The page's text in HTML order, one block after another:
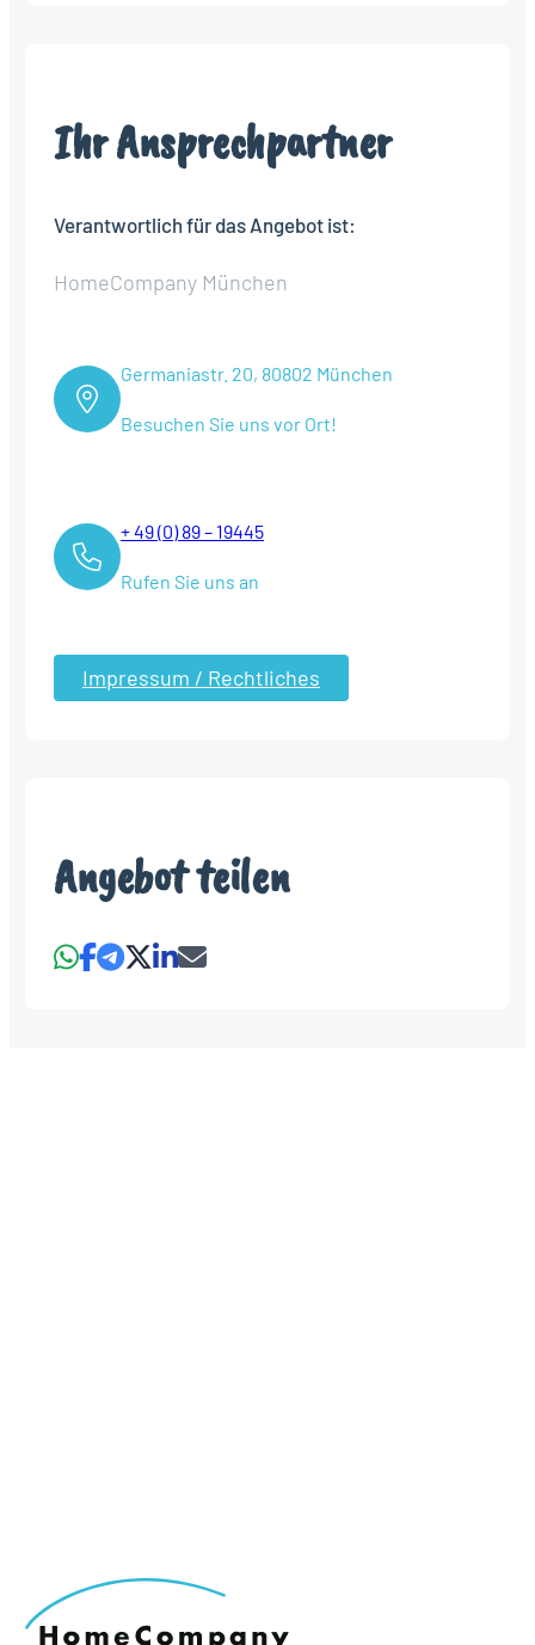
Ihr Ansprechpartner
Verantwortlich für das Angebot ist:
HomeCompany München
Germaniastr. 20, 80802 München
Besuchen Sie uns vor Ort!
+ 49 (0) 89 – 19445
Rufen Sie uns an
Impressum / Rechtliches
Angebot teilen